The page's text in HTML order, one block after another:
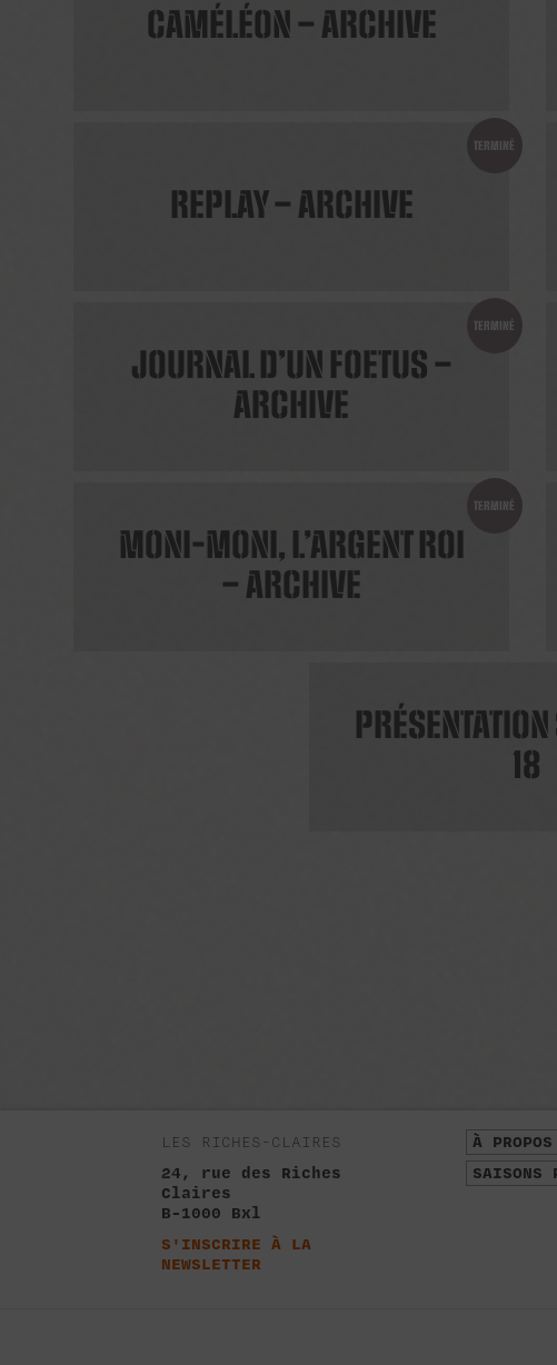
CAMÉLÉON – ARCHIVE
REPLAY – ARCHIVE
TERMINÉ
JOURNAL D’UN FOETUS –
ARCHIVE
TERMINÉ
MONI-MONI, L’ARGENT ROI
– ARCHIVE
TERMINÉ
18
LES RICHES-CLAIRES
24, rue des Riches
Claires
B-1000 Bxl
S'INSCRIRE À LA
NEWSLETTER
À
SAISONS